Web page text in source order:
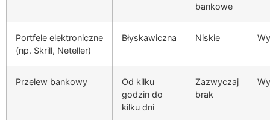
bankowe
Portfele elektroniczne
(np. Skrill, Neteller)
Błyskawiczna Niskie
Przelew bankowy
Od kilku
godzin do
kilku dni
Zazwyczaj
brak